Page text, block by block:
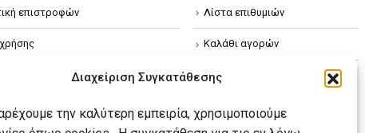
Διαχείριση Συγκατάθεσης
την καλύτερη εμπειρία, χρησιμοποιούμε
επιστροφών
απορρήτου
Cookies
Λίστα επιθυμιών
Καλάθι αγορών